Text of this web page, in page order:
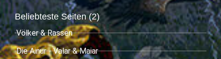
Beliebteste Seiten (2)
Völker & Rassen
Die Ainur - Valar & Maiar